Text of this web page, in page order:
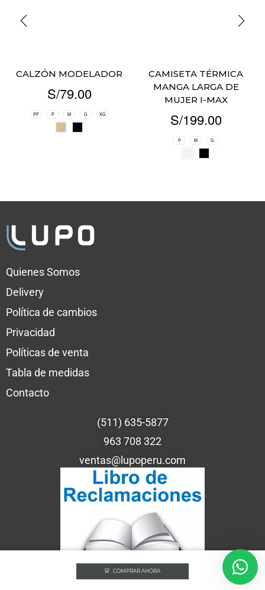
CALZÓN MODELADOR
S/79.00
PP P M G XG
CAMISETA TÉRMICA
MANGA LARGA DE
MUJER I-MAX
S/199.00
P M G
COMPRAR AHORA
Quienes Somos
Delivery
Política de cambios
Privacidad
Políticas de venta
Tabla de medidas
Contacto
(511) 635-5877
963 708 322
ventas@lupoperu.com